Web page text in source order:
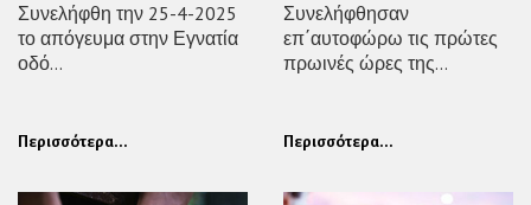
Συνελήφθη την 25-4-2025
το απόγευμα στην Εγνατία
οδό...
Περισσότερα...
Συνελήφθησαν
επ΄αυτοφώρω τις πρώτες
πρωινές ώρες της...
Περισσότερα...